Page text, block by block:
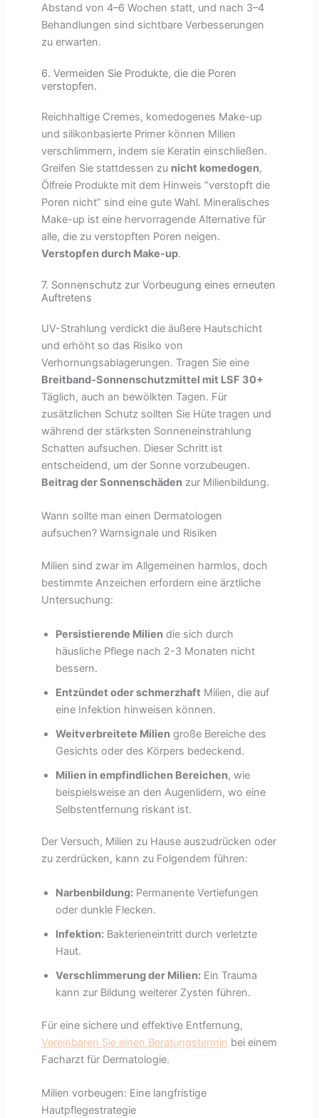
Abstand von 4–6 Wochen statt, und nach 3–4
Behandlungen sind sichtbare Verbesserungen
zu erwarten.
6. Vermeiden Sie Produkte, die die Poren
verstopfen.
Reichhaltige Cremes, komedogenes Make-up
und silikonbasierte Primer können Milien
verschlimmern, indem sie Keratin einschließen.
Greifen Sie stattdessen zu nicht komedogen,
Ölfreie Produkte mit dem Hinweis “verstopft die
Poren nicht” sind eine gute Wahl. Mineralisches
Make-up ist eine hervorragende Alternative für
alle, die zu verstopften Poren neigen.
Verstopfen durch Make-up.
7. Sonnenschutz zur Vorbeugung eines erneuten
Auftretens
UV-Strahlung verdickt die äußere Hautschicht
und erhöht so das Risiko von
Verhornungsablagerungen. Tragen Sie eine
Breitband-Sonnenschutzmittel mit LSF 30+
Täglich, auch an bewölkten Tagen. Für
zusätzlichen Schutz sollten Sie Hüte tragen und
während der stärksten Sonneneinstrahlung
Schatten aufsuchen. Dieser Schritt ist
entscheidend, um der Sonne vorzubeugen.
Beitrag der Sonnenschädenzur Milienbildung.
Wann sollte man einen Dermatologen
aufsuchen? Warnsignale und Risiken
Milien sind zwar im Allgemeinen harmlos, doch
bestimmte Anzeichen erfordern eine ärztliche
Untersuchung:
Persistierende Miliendie sich durch
häusliche Pflege nach 2-3 Monaten nicht
bessern.
Entzündet oder schmerzhaft Milien, die auf
eine Infektion hinweisen können.
Weitverbreitete Miliengroße Bereiche des
Gesichts oder des Körpers bedeckend.
Milien in empfindlichen Bereichen, wie
beispielsweise an den Augenlidern, wo eine
Selbstentfernung riskant ist.
Der Versuch, Milien zu Hause auszudrücken oder
zu zerdrücken, kann zu Folgendem führen:
Narbenbildung:Permanente Vertiefungen
oder dunkle Flecken.
Infektion:Bakterieneintritt durch verletzte
Haut.
Verschlimmerung der Milien:Ein Trauma
kann zur Bildung weiterer Zysten führen.
Für eine sichere und effektive Entfernung,
Vereinbaren Sie einen Beratungstermin bei einem
Facharzt für Dermatologie.
Milien vorbeugen: Eine langfristige
Hautpflegestrategie